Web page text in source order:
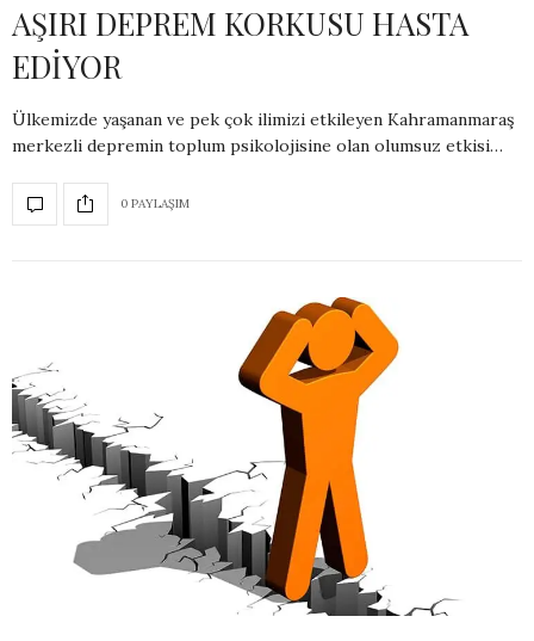
AŞIRI DEPREM KORKUSU HASTA
EDİYOR
Ülkemizde yaşanan ve pek çok ilimizi etkileyen Kahramanmaraş
merkezli depremin toplum psikolojisine olan olumsuz etkisi…
0 PAYLAŞIM